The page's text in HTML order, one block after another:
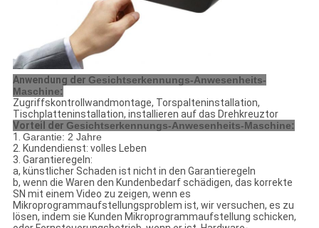
Anwendung der Gesichtserkennungs-Anwesenheits-
Maschine:
Zugriffskontrollwandmontage, Torspalteninstallation,
Tischplatteninstallation, installieren auf das Drehkreuztor
Vorteil der Gesichtserkennungs-Anwesenheits-Maschine:
1. Garantie: 2 Jahre
2. Kundendienst: volles Leben
3. Garantieregeln:
a, künstlicher Schaden ist nicht in den Garantieregeln
b, wenn die Waren den Kundenbedarf schädigen, das korrekte
SN mit einem Video zu zeigen, wenn es
Mikroprogrammaufstellungsproblem ist, wir versuchen, es zu
lösen, indem sie Kunden Mikroprogrammaufstellung schicken,